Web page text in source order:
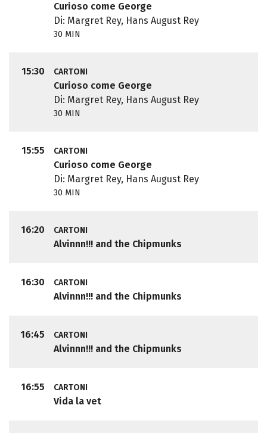
Curioso come George
Di: Margret Rey, Hans August Rey
30 MIN
15:30 CARTONI
Curioso come George
Di: Margret Rey, Hans August Rey
30 MIN
15:55 CARTONI
Curioso come George
Di: Margret Rey, Hans August Rey
30 MIN
16:20 CARTONI
Alvinnn!!! and the Chipmunks
16:30 CARTONI
Alvinnn!!! and the Chipmunks
16:45 CARTONI
Alvinnn!!! and the Chipmunks
16:55 CARTONI
Vida la vet